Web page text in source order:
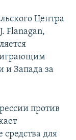
Центра
Flanagan,
играющим
и Запада за
против
для